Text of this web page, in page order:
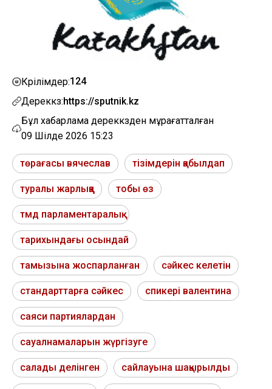
Көрілімдер:124
Дереккөз:https://sputnik.kz
Бұл хабарлама дереккөзден мұрағатталған
09 Шілде 2026 15:23
төрағасы вячеслав тізімдерін қабылдап
туралы жарлыққа тобы өз
тмд парламентаралық
тарихындағы осындай
тамызына жоспарланған сәйкес келетін
стандарттарға сәйкес спикері валентина
саяси партиялардан
сауалнамаларын жүргізуге
салады делінген сайлауына шақырылды